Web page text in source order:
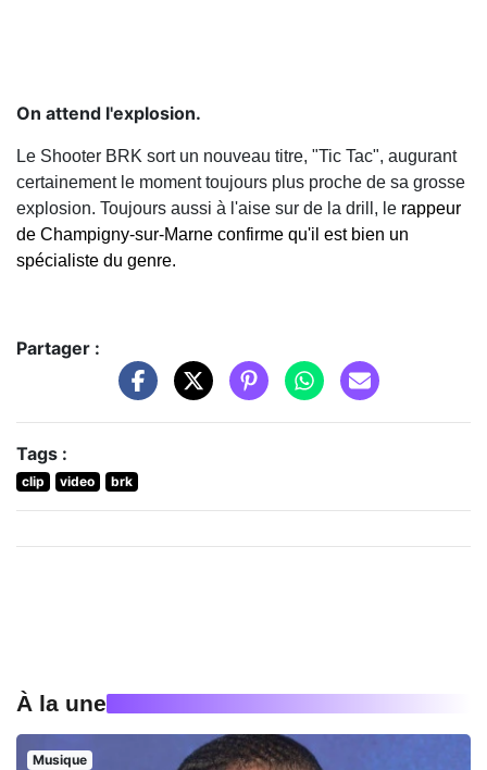
On attend l'explosion.
Le Shooter BRK sort un nouveau titre, "Tic Tac", augurant
certainement le moment toujours plus proche de sa grosse
explosion. Toujours aussi à l'aise sur de la drill, le rappeur
de Champigny-sur-Marne confirme qu'il est bien un
spécialiste du genre.
Partager :
Tags :
clip video brk
À la une
Musique